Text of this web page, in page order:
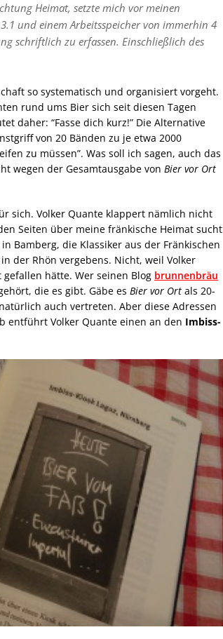
Heimat, setzte mich vor meinen
und einem Arbeitsspeicher von immerhin 4
schriftlich zu erfassen. Einschließlich des
so systematisch und organisiert vorgeht.
rund ums Bier sich seit diesen Tagen
daher: “Fasse dich kurz!” Die Alternative
von 20 Bänden zu je etwa 2000
zu müssen”. Was soll ich sagen, auch das
wegen der Gesamtausgabe von Bier vor Ort
sich. Volker Quante klappert nämlich nicht
Seiten über meine fränkische Heimat sucht
Bamberg, die Klassiker aus der Fränkischen
der Rhön vergebens. Nicht, weil Volker
hätte. Wer seinen Blog brunnenbräu
die es gibt. Gäbe es Bier vor Ort als 20-
auch vertreten. Aber diese Adressen
entführt Volker Quante einen an den Imbiss-